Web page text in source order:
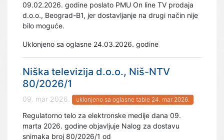
09.02.2026. godine poslato PMU On line TV prodaja
d.o.o., Beograd-B1, jer dostavljanje na drugi način nije
bilo moguće.
Uklonjeno sa oglasne 24.03.2026. godine
Niška televizija d.o.o., Niš-NTV
80/2026/1
09. mar 2026. uklonjeno sa oglasne table 24. mar 2026.
Regulatorno telo za elektronske medije dana 09.
marta 2026. godine objavljuje Nalog za dostavu
snimaka broj 80/2026/1 od